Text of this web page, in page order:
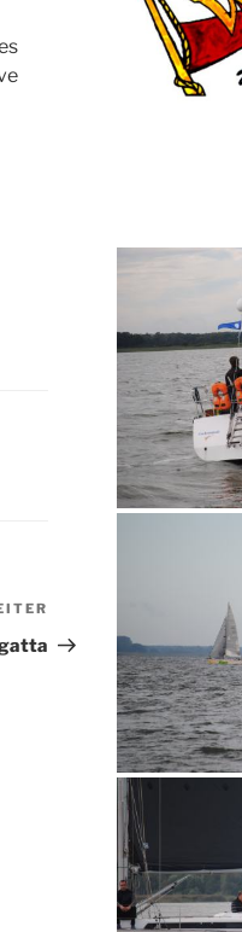
Beitrag